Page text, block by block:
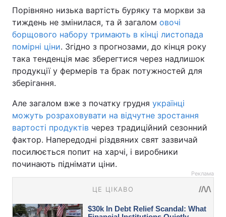
Порівняно низька вартість буряку та моркви за
тиждень не змінилася, та й загалом овочі
борщового набору тримають в кінці листопада
помірні ціни. Згідно з прогнозами, до кінця року
така тенденція має зберегтися через надлишок
продукції у фермерів та брак потужностей для
зберігання.
Але загалом вже з початку грудня українці
можуть розраховувати на відчутне зростання
вартості продуктів через традиційний сезонний
фактор. Напередодні різдвяних свят зазвичай
посилюється попит на харчі, і виробники
починають піднімати ціни.
Реклама